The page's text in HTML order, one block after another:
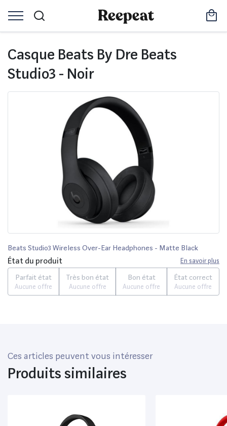
Casque Beats By Dre Beats
Studio3 - Noir
Beats Studio3 Wireless Over-Ear Headphones - Matte Black
État du produit En savoir plus
Parfait état
Aucune offre
Très bon état
Aucune offre
Bon état
Aucune offre
État correct
Aucune offre
Ces articles peuvent vous intéresser
Produits similaires